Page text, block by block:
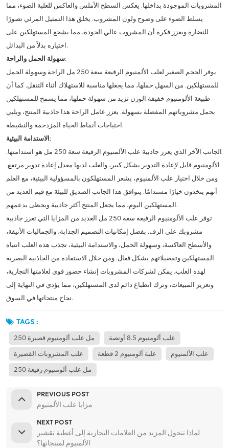
المشروبات الموجودة بداخلها. يعكس السطح الأملس والعاكس للعلبة الضوء، مما
يسلط الضوء على وضوح ولون المشروب. يخلق هذا التمثيل المرئي تصورًا
للنضارة ويعزز فكرة أن المشروب عالي الجودة، مما يشجع المستهلكين على
اختياره بدلاً من البدائل.
سهولة الحمل والراحة:
يوفر الحجم الصغير لعلب الألمنيوم الرفيعة سعة 250 مل الراحة وسهولة الحمل
للمستهلكين. من السهل حملها، مما يجعلها مناسبة للاستهلاك أثناء التنقل. كما أن
طبيعة الألومنيوم خفيفة الوزن تزيد من سهولة حملها، مما يسمح للمستهلكين
بحمل مشروباتهم المفضلة بسهولة. يعزز عامل الراحة هذا جاذبية المنتج، ويلبي
احتياجات أنماط الحياة المزدحمة والنشيطة.
الاستدامة البيئية :
الجانب الآخر الذي يعزز جاذبية علب الألمنيوم الرفيعة سعة 250 مل هو استدامتها.
الألومنيوم قابل لإعادة التدوير بشكل كبير، والعلب لديها معدل إعادة تدوير مرتفع.
ومن خلال اختيار علب الألمنيوم، يشعر المستهلكون بالمسؤولية البيئية، مع العلم
أنهم يتخذون خيارًا مستدامًا. يتوافق هذا الجانب الصديق للبيئة مع قيم العديد من
المستهلكين اليوم، مما يجعل المنتج أكثر جاذبية ويحظى بدعمهم.
توفر علب الألومنيوم الرفيعة سعة 250 مل العديد من المزايا التي تعزز جاذبية
مشروبك على الرف. بفضل إمكانيات التصميم الجذابة، والجماليات الأنيقة،
والأسطح العاكسة، وسهولة الحمل، والاستدامة البيئية، تجذب هذه العلب انتباه
المستهلكين وتفضيلاتهم بشكل فعال. ومن خلال الاستفادة من الجاذبية البصرية
لهذه العلب، يمكن لشركات المشروبات إنشاء حضور قوي لعلامتها التجارية،
وتعزيز المبيعات، وترك انطباع دائم لدى المستهلكين، مما يؤدي في النهاية إلى
نجاح منتجاتها في السوق.
TAGS :
250 مل علب ألومنيوم قصيرة علب ألومنيوم 8.5 أونصة
علب المشروبات القصيرة علبة ألومنيوم 2 قطعة علب الألمنيوم
250 مل علب ألومنيوم رفيعة
PREVIOUS POST
مزايا علب الألمنيوم
NEXT POST
لماذا تتحول المزيد من العلامات التجارية إلى أغطية تقشير
الألمنيوم لمنتجاتها؟